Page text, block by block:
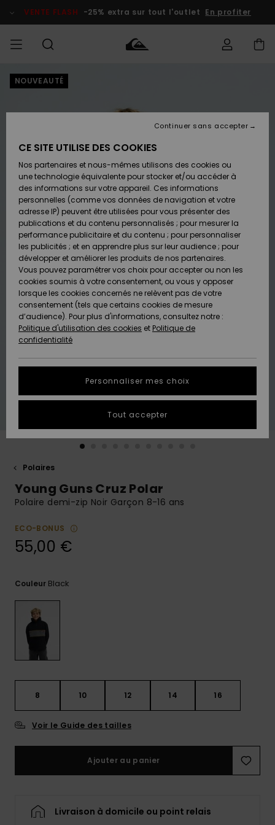
l'information
le
VENTE FLASH -25% extra sur tout l'outlet En profiter
HOMME
Accessoires
Chaussures
& Tongs
Surf
Snow
Nouveautés
A
Découvrir
Accessoires
Chaussures
& Tongs
Surf
Snow
Nouveautés
A
Découvrir
FEMME
Nouveautés
A
Découvrir
Snow
SURF
Enfant
Highlights
Communauté
SNOW
Homme
Snow
Shop
Enfant
Snow
Shop
Femme
A
Découvrir
Communauté
VENTE
FLASH
Enfant
Outlet
Femme
Préférences
Langue Et
Région
Nederlands
AIDE &
CONTACT
Retours
Paiement
Carte
Cadeau
Quiksilver
Freedom
Protection
des données
Démarrez
question.
Démarrer
COLLECTION
CARTE
CADEAU
LISTE DE
SOUHAITS
NOUVEAUTÉ
Polaires
Young Guns Cruz Polar
Polaire demi-zip Noir Garçon 8-16 ans
ECO-BONUS
55,00 €
Couleur Black
8 10 12 14 16
Voir le Guide des tailles
Ajouter au panier
Livraison à domicile ou point relais
CE SITE UTILISE DES COOKIES
Nos partenaires et nous-mêmes utilisons des cookies ou
une technologie équivalente pour stocker et/ou accéder à
des informations sur votre appareil. Ces informations
personnelles (comme vos données de navigation et votre
adresse IP) peuvent être utilisées pour vous présenter des
publications et du contenu personnalisés ; pour mesurer la
performance publicitaire et du contenu ; pour personnaliser
les publicités ; et en apprendre plus sur leur audience ; pour
développer et améliorer les produits de nos partenaires.
Vous pouvez paramétrer vos choix pour accepter ou non les
cookies soumis à votre consentement, ou vous y opposer
lorsque les cookies concernés ne relèvent pas de votre
consentement (tels que certains cookies de mesure
d’audience). Pour plus d'informations, consultez notre :
Politique d'utilisation des cookies et Politique de
confidentialité
Personnaliser mes choix
Continuer sans accepter
Tout accepter